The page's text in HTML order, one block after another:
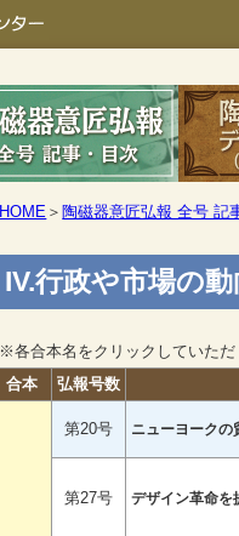
HOME ＞ 陶磁器意匠弘報 全号 記
IV.行政や市場の
※各合本名をクリックしていた
合本
弘報号数
第20号 ニューヨークの
第27号 デザイン革命を